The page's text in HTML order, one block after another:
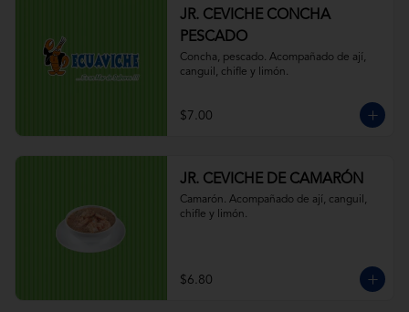
JR. CEVICHE CONCHA
PESCADO
Concha, pescado. Acompañado de ají,
canguil, chifle y limón.
$7.00
JR. CEVICHE DE CAMARÓN
Camarón. Acompañado de ají, canguil,
chifle y limón.
$6.80